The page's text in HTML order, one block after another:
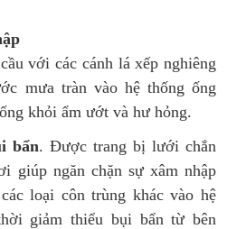
với các cánh lá xếp nghiêng
mưa tràn vào hệ thống ống
khỏi ẩm ướt và hư hỏng.
bẩn. Được trang bị lưới chắn
giúp ngăn chặn sự xâm nhập
loại côn trùng khác vào hệ
giảm thiểu bụi bẩn từ bên